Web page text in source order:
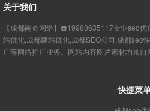
关于我们
【成都南奇网络】☎️19960635117专业seo
站优化,成都建站优化,成都SEO公司,成都seo
广等网络推广业务。网站内容图片素材均来自
快捷菜